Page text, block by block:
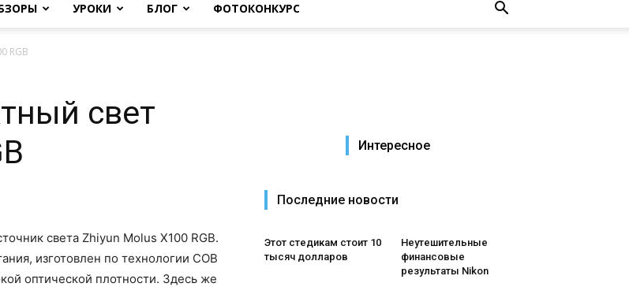
УРОКИ БЛОГ ФОТОКОНКУРС
RGB
свет
света Zhiyun Molus X100 RGB.
изготовлен по технологии COB
оптической плотности. Здесь же
Интересное
Последние новости
Этот стедикам стоит 10
тысяч долларов
Неутешительные
финансовые
результаты Nikon